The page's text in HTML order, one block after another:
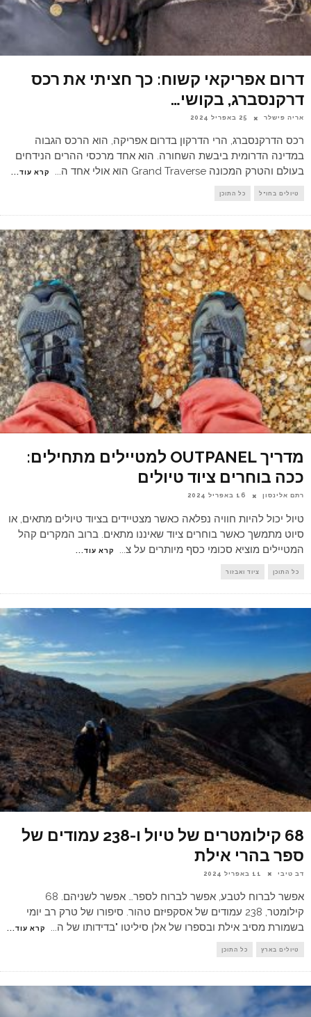
דרום אפריקאי קשוח: כך חציתי את רכס
דרקנסברג, בקושי…
אריה פישלר 25 באפריל 2024
רכס הדרקנסברג, הרי הדרקון בדרום אפריקה, הוא הרכס הגבוה
במדינה הדרומית ביבשת השחורה. הוא אחד מרכסי ההרים הנידחים
בעולם והטרק המכונה Grand Traverse הוא אולי אחד ה
... קרא עוד...
טיולים בחו"ל כל התוכן
מדריך OUTPANEL למטיילים מתחילים:
ככה בוחרים ציוד טיולים
רתם אלינסון 16 באפריל 2024
טיול יכול להיות חוויה נפלאה כאשר מצטיידים בציוד טיולים מתאים, או
סיוט מתמשך כאשר בוחרים ציוד שאיננו מתאים. ברוב המקרים קהל
המטיילים מוציא סכומי כסף מיותרים על צ
קרא עוד...
כל התוכן ציוד ואבזור
68 קילומטרים של טיול ו-238 עמודים של
ספר בהרי אילת
דב טיבי 11 באפריל 2024
אפשר לברוח לטבע, אפשר לברוח לספר… אפשר לשניהם. 68
קילומטר, 238 עמודים של אסקפיזם טהור. סיפורו של טרק רב יומי
בשמורת מסיב אילת ובספרו של אלן סיליטו "בדידותו של ה... קרא עוד...
טיולים בארץ כל התוכן